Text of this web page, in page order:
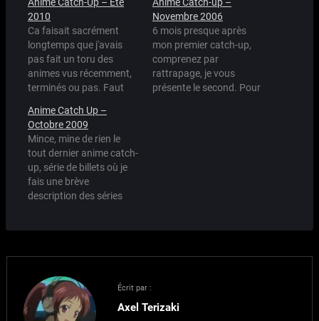
Anime Catch-Up – Eté
2010
Ca faisait sacrément
longtemps que j'avais
pas fait un toru des
animes vus récemment,
terminés ou pas. Faut
cette liste, je regarde de
moins en omins d'anime,
plus par manque de
temps qu'autre chose.
Par contre je lis pas mal
de manga encore, donc…
Anime Catch-up –
Novembre 2006
6 mois presque après
mon premier catch-up,
comprenez par
rattrapage, je vous
présente le second. Pour
Anime Catch Up –
Octobre 2009
Mince, mine de rien le
tout dernier anime catch-
up, série de billets où je
fais une brève
description des séries
que ça en fait: malgré de
nombreux avis positifs…
Écrit par :
Axel Terizaki